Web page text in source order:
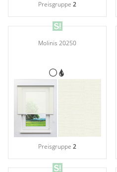
Preisgruppe2
Molinis 20250
Preisgruppe2